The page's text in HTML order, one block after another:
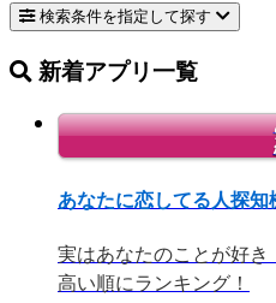
検索条件を指定して探す
新着アプリ一覧
あなたに恋してる人探知
実はあなたのことが好
高い順にランキング！